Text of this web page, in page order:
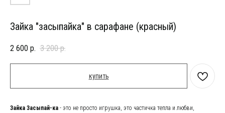
Зайка "засыпайка" в сарафане (красный)
2 600 р. 3 200 р.
купить
Зайка Засыпай-ка - это не просто игрушка, это частичка тепла и любви,